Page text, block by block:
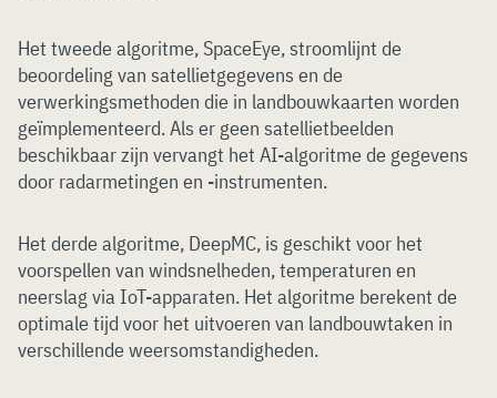
Het tweede algoritme, SpaceEye, stroomlijnt de
beoordeling van satellietgegevens en de
verwerkingsmethoden die in landbouwkaarten worden
geïmplementeerd. Als er geen satellietbeelden
beschikbaar zijn vervangt het AI-algoritme de gegevens
door radarmetingen en -instrumenten.
Het derde algoritme, DeepMC, is geschikt voor het
voorspellen van windsnelheden, temperaturen en
neerslag via IoT-apparaten. Het algoritme berekent de
optimale tijd voor het uitvoeren van landbouwtaken in
verschillende weersomstandigheden.